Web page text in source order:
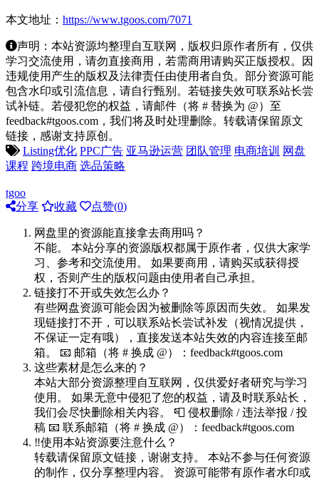
本文地址： https://www.tgoos.com/7071
声明：本站资源均整理自互联网，版权归原作者所有，仅供
学习交流使用，请勿直接商用，若需商用请购买正版授权。因
违规使用产生的版权及法律责任由使用者自负。部分资源可能
包含水印或引流信息，请自行甄别。若链接失效可联系站长尝
试补链。若侵犯您的权益，请邮件（将 # 替换为 @）至
feedback#tgoos.com，我们将及时处理删除。转载请保留原文
链接，感谢支持原创。
Listing优化 PPC广告 亚马逊运营 团队管理 电商培训
网盘
课程 跨境电商 选品策略
tgoo
分享
收藏 点赞(0)
网盘里的资源能直接拿去商用吗？
不能。 本站分享的资源版权都属于原作者，仅供大家学
习、参考和交流使用。 如果要商用，请购买或获得授
权，否则产生的版权问题由使用者自己承担。
链接打不开或失效怎么办？
有些网盘资源可能会因为被删除等原因而失效。 如果发
现链接打不开，可以联系站长尝试补发（视情况提供，
不保证一定有哦），直接发送本站失效的内容连接至邮
箱。 📧 邮箱（将 # 换成 @）：feedback#tgoos.com
这些素材是怎么来的？
本站大部分资源整理自互联网，仅供爱好者研究与学习
使用。 如果无意中侵犯了您的权益，请及时联系站长，
我们会尽快删除相关内容。 📮 侵权删除 / 违法举报 / 投
稿 📧 联系邮箱（将 # 换成 @）：feedback#tgoos.com
‼️使用本站资源要注意什么？
转载请保留原文链接，谢谢支持。 本站不参与任何资源
的制作，仅分享整理内容。 资源可能带有原作者水印或